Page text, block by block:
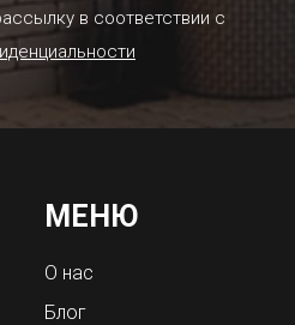
в соответствии с
МЕНЮ
О нас
Блог